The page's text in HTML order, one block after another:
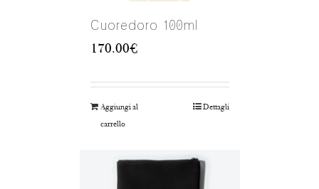
Cuoredoro 100ml
170.00€
Aggiungi al
carrello
Dettagli